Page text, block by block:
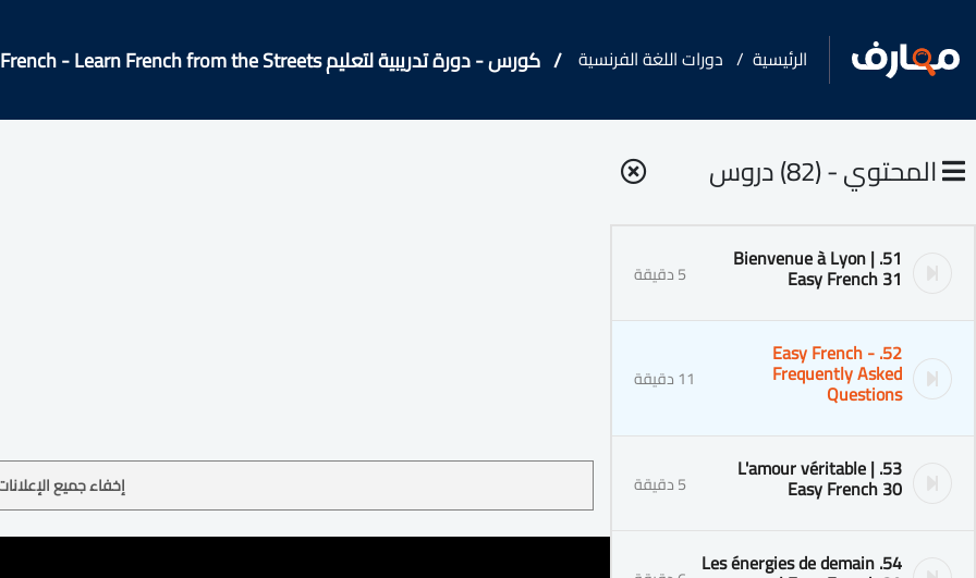
الرئيسية دورات اللغة الفرنسية كورس - دورة تدريبية لتعليم Easy French - Learn French from the Streets!
المحتوي - (82) دروس
51. Bienvenue à Lyon |
Easy French 31 5 دقيقة
52. Easy French -
Frequently Asked
Questions 11 دقيقة
53. L'amour véritable |
Easy French 30 5 دقيقة
54. Les énergies de demain
إخفاء جميع